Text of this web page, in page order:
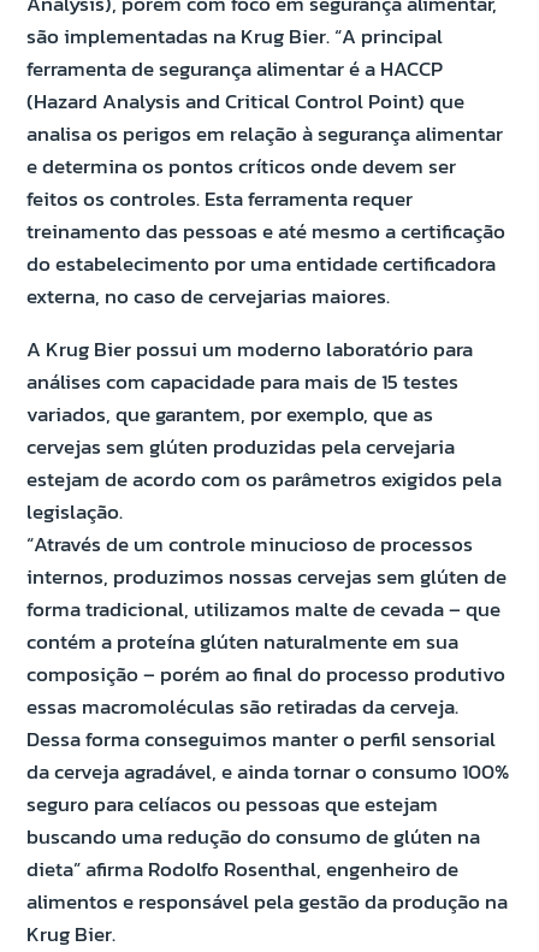
são implementadas na Krug Bier. “A principal
ferramenta de segurança alimentar é a HACCP
(Hazard Analysis and Critical Control Point) que
analisa os perigos em relação à segurança alimentar
e determina os pontos críticos onde devem ser
feitos os controles. Esta ferramenta requer
treinamento das pessoas e até mesmo a certificação
do estabelecimento por uma entidade certificadora
externa, no caso de cervejarias maiores.
A Krug Bier possui um moderno laboratório para
análises com capacidade para mais de 15 testes
variados, que garantem, por exemplo, que as
cervejas sem glúten produzidas pela cervejaria
estejam de acordo com os parâmetros exigidos pela
legislação.
“Através de um controle minucioso de processos
internos, produzimos nossas cervejas sem glúten de
forma tradicional, utilizamos malte de cevada – que
contém a proteína glúten naturalmente em sua
composição – porém ao final do processo produtivo
essas macromoléculas são retiradas da cerveja.
Dessa forma conseguimos manter o perfil sensorial
da cerveja agradável, e ainda tornar o consumo 100%
seguro para celíacos ou pessoas que estejam
buscando uma redução do consumo de glúten na
dieta” afirma Rodolfo Rosenthal, engenheiro de
alimentos e responsável pela gestão da produção na
Krug Bier.